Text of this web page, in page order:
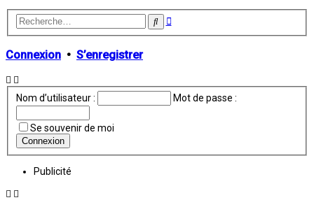
Rechercher
Recherche
Connexion • S’enregistrer
Nom d’utilisateur : Mot de passe :
Se souvenir de moi
Publicité